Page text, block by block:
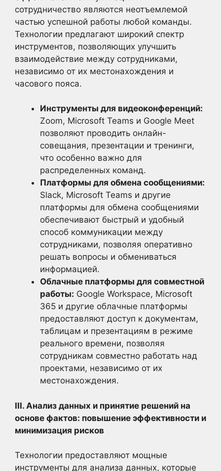
сотрудничество являются неотъемлемой
частью успешной работы любой команды.
Технологии предлагают широкий спектр
инструментов, позволяющих улучшить
взаимодействие между сотрудниками,
независимо от их местонахождения и
часового пояса.
Инструменты для видеоконференций:
Zoom, Microsoft Teams и Google Meet
позволяют проводить онлайн-
совещания, презентации и тренинги,
что особенно важно для
распределенных команд.
Платформы для обмена сообщениями:
Slack, Microsoft Teams и другие
платформы для обмена сообщениями
обеспечивают быстрый и удобный
способ коммуникации между
сотрудниками, позволяя оперативно
решать вопросы и обмениваться
информацией.
Облачные платформы для совместной
работы: Google Workspace, Microsoft
365 и другие облачные платформы
предоставляют доступ к документам,
таблицам и презентациям в режиме
реального времени, позволяя
сотрудникам совместно работать над
проектами, независимо от их
местонахождения.
III. Анализ данных и принятие решений на
основе фактов: повышение эффективности и
минимизация рисков
Технологии предоставляют мощные
инструменты для анализа данных, которые